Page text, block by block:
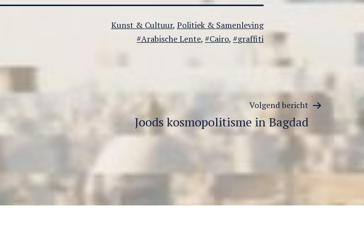
Gecategoriseerd
Kunst & Cultuur, Politiek & Samenleving
Getagged
Arabische Lente, Cairo, graffiti
Volgend bericht
Joods kosmopolitisme in Bagdad